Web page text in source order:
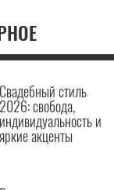
Свадебный стиль
2026: свобода,
индивидуальность и
яркие акценты